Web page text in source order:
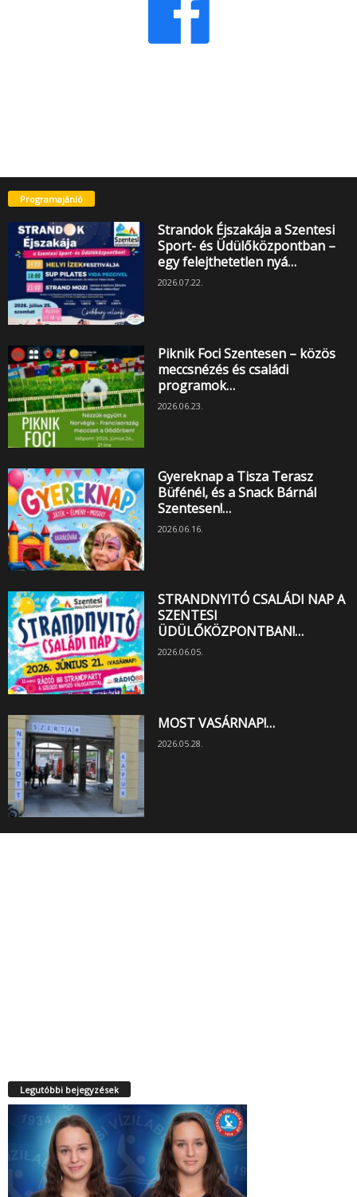
Programajánló
Strandok Éjszakája a Szentesi
Sport- és Üdülőközpontban –
egy felejthetetlen nyá…
2026.07.22.
Piknik Foci Szentesen – közös
meccsnézés és családi
programok…
2026.06.23.
Gyereknap a Tisza Terasz
Büfénél, és a Snack Bárnál
Szentesen!…
2026.06.16.
STRANDNYITÓ CSALÁDI NAP A
SZENTESI
ÜDÜLŐKÖZPONTBAN!…
2026.06.05.
MOST VASÁRNAP!…
2026.05.28.
Legutóbbi bejegyzések